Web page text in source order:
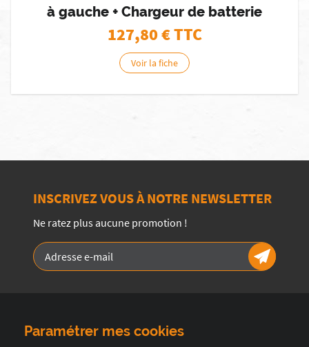
à gauche + Chargeur de batterie
127,80€ TTC
Voir la fiche
INSCRIVEZ VOUS À NOTRE NEWSLETTER
Ne ratez plus aucune promotion !
Paramétrer mes cookies